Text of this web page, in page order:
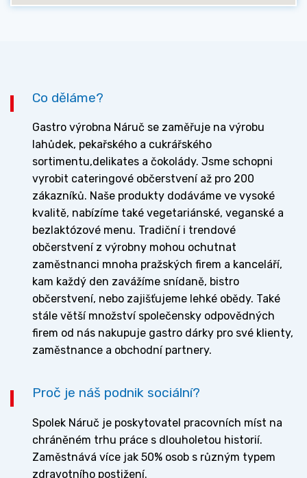
Co děláme?
Gastro výrobna Náruč se zaměřuje na výrobu
lahůdek, pekařského a cukrářského
sortimentu,delikates a čokolády. Jsme schopni
vyrobit cateringové občerstvení až pro 200
zákazníků. Naše produkty dodáváme ve vysoké
kvalitě, nabízíme také vegetariánské, veganské a
bezlaktózové menu. Tradiční i trendové
občerstvení z výrobny mohou ochutnat
zaměstnanci mnoha pražských firem a kanceláří,
kam každý den zavážíme snídaně, bistro
občerstvení, nebo zajišťujeme lehké obědy. Také
stále větší množství společensky odpovědných
firem od nás nakupuje gastro dárky pro své klienty,
zaměstnance a obchodní partnery.
Proč je náš podnik sociální?
Spolek Náruč je poskytovatel pracovních míst na
chráněném trhu práce s dlouholetou historií.
Zaměstnává více jak 50% osob s různým typem
zdravotního postižení.